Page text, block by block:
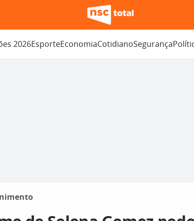
2026EsporteEconomiaCotidianoSegurança